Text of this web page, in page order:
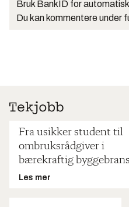
Bruk BankID for
Du kan kommentere under
Fra usikker student til
ombruksrådgiver i
bærekraftig
Les mer